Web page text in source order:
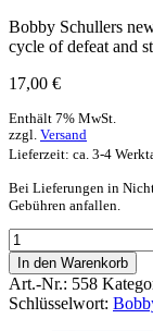
Bobby Schullers
cycle of defeat and
17,00 €
Enthält 7% MwSt.
zzgl. Versand
Lieferzeit: ca. 3-4
Bei Lieferungen in
Gebühren anfallen.
In den Warenkorb
Art.-Nr.: 558
Schlüsselwort: